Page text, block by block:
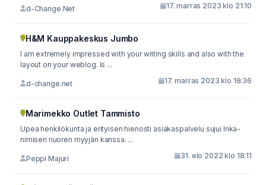
d-Change.Net 17. marras 2023 klo 21:10
H&M Kauppakeskus Jumbo
I am extremely impressed with your writing skills and also with the
layout on your weblog. Is ...
d-change.net 17. marras 2023 klo 16:36
Marimekko Outlet Tammisto
Upea henkilökunta ja erityisen hienosti asiakaspalvelu sujui Inka-
nimisen nuoren myyjän kanssa. ...
Peppi Majuri 31. elo 2022 klo 18:11